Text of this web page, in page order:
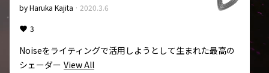
byHaruka Kajita · 2020.3.6
3
Noiseをライティングで活用しようとして生まれた最高の
シェーダー View All